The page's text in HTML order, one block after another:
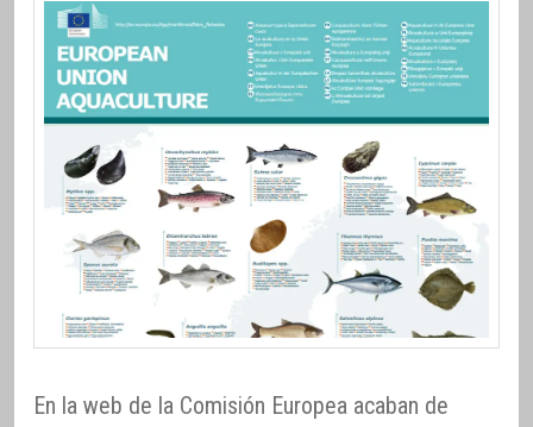
En la web de la Comisión Europea acaban de